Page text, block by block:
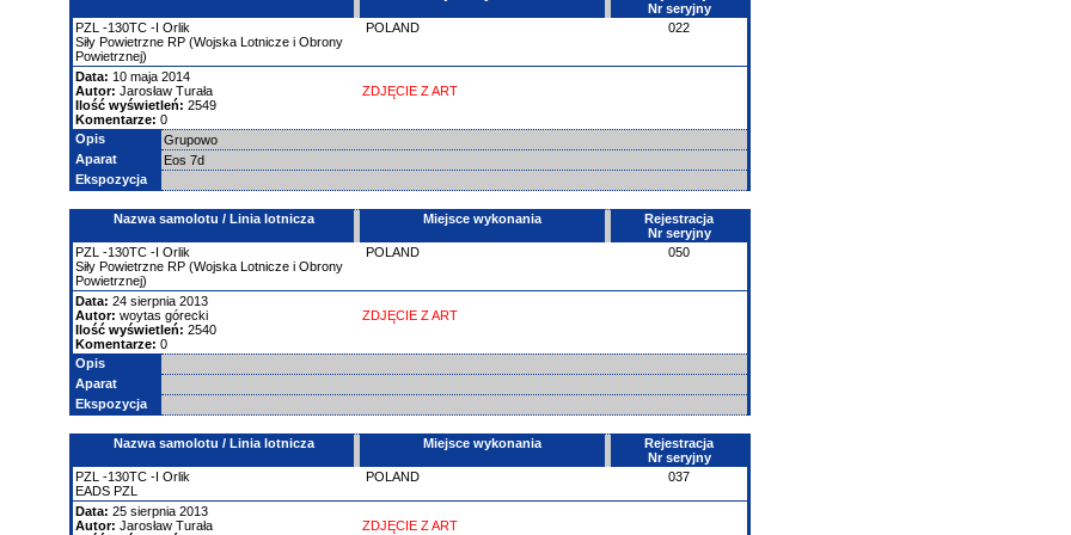
Nr seryjny
PZL -130TC -I Orlik
Siły Powietrzne RP (Wojska Lotnicze i Obrony
Powietrznej)
POLAND 022
Data: 10 maja 2014
Autor: Jarosław Turała
Ilość wyświetleń: 2549
Komentarze: 0
ZDJĘCIE Z ART
Opis
Grupowo
Aparat
Eos 7d
Ekspozycja
Nazwa samolotu / Linia lotnicza Miejsce wykonania
Rejestracja
Nr seryjny
PZL -130TC -I Orlik
Siły Powietrzne RP (Wojska Lotnicze i Obrony
Powietrznej)
POLAND 050
Data: 24 sierpnia 2013
Autor: woytas górecki
Ilość wyświetleń: 2540
Komentarze: 0
ZDJĘCIE Z ART
Opis
Aparat
Ekspozycja
Nazwa samolotu / Linia lotnicza Miejsce wykonania
Rejestracja
Nr seryjny
PZL -130TC -I Orlik
EADS PZL
POLAND 037
Data: 25 sierpnia 2013
Autor: Jarosław Turała
ZDJĘCIE Z ART